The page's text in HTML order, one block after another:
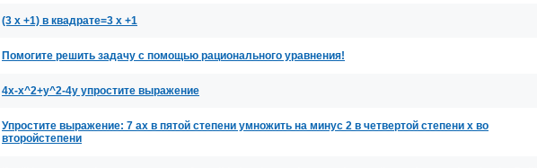
(3 х +1) в квадрате=3 х +1
Помогите решить задачу с помощью рационального уравнения!
4x-x^2+y^2-4y упростите выражение
Упростите выражение: 7 ах в пятой степени умножить на минус 2 в четвертой степени х во
второйстепени